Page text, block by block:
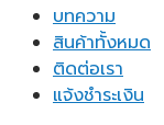
บทความ
สินค้าทั้งหมด
ติดต่อเรา
แจ้งชำระเงิน